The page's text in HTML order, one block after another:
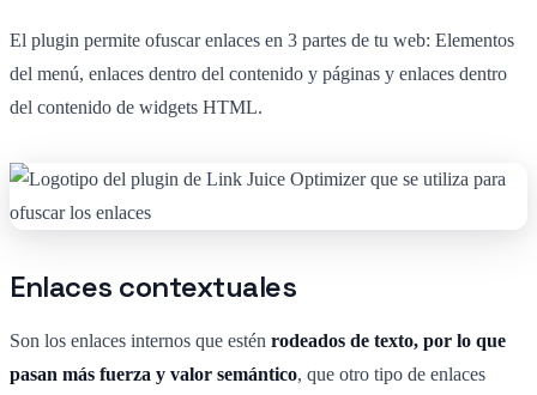
El plugin permite ofuscar enlaces en 3 partes de tu web: Elementos
del menú, enlaces dentro del contenido y páginas y enlaces dentro
del contenido de widgets HTML.
Enlaces contextuales
Son los enlaces internos que estén rodeados de texto, por lo que
pasan más fuerza y valor semántico, que otro tipo de enlaces